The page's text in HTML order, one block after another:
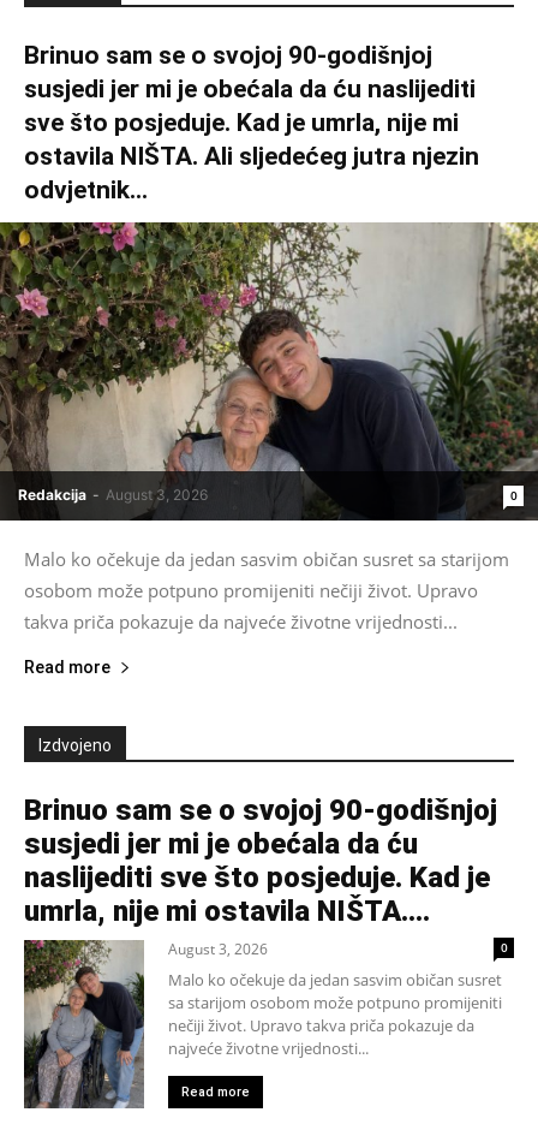
Brinuo sam se o svojoj 90-godišnjoj
susjedi jer mi je obećala da ću naslijediti
sve što posjeduje. Kad je umrla, nije mi
ostavila NIŠTA. Ali sljedećeg jutra njezin
odvjetnik...
Redakcija - August 3, 2026 0
Malo ko očekuje da jedan sasvim običan susret sa starijom
osobom može potpuno promijeniti nečiji život. Upravo
takva priča pokazuje da najveće životne vrijednosti...
Read more
Izdvojeno
Brinuo sam se o svojoj 90-godišnjoj
susjedi jer mi je obećala da ću
naslijediti sve što posjeduje. Kad je
umrla, nije mi ostavila NIŠTA....
August 3, 2026 0
Malo ko očekuje da jedan sasvim običan susret
sa starijom osobom može potpuno promijeniti
nečiji život. Upravo takva priča pokazuje da
najveće životne vrijednosti...
Read more